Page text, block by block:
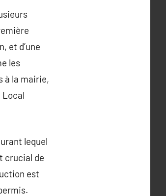
et d’une
les
à la mairie,
Local
lequel
crucial de
est